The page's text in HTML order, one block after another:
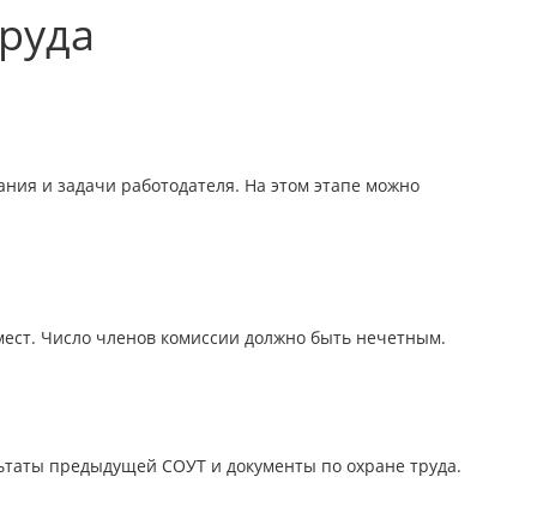
и задачи работодателя. На этом этапе можно
Число членов комиссии должно быть нечетным.
предыдущей СОУТ и документы по охране труда.